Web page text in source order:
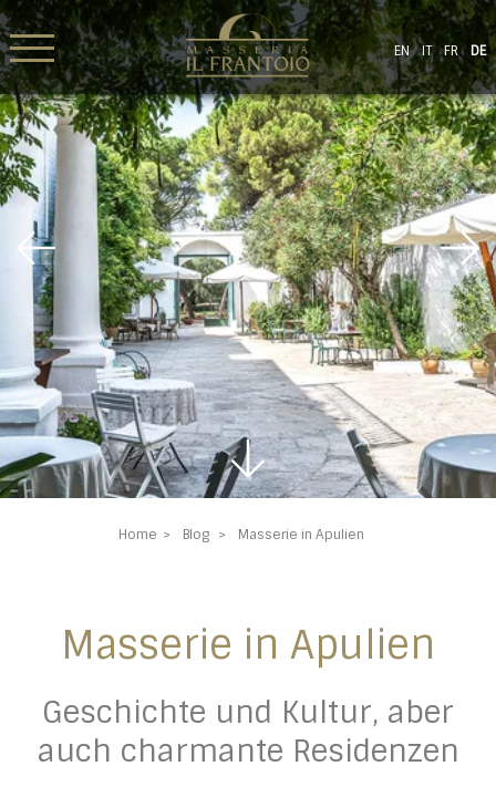
EN IT FR DE
Home Blog Masserie in Apulien
Masserie in Apulien
Geschichte und Kultur, aber
auch charmante Residenzen